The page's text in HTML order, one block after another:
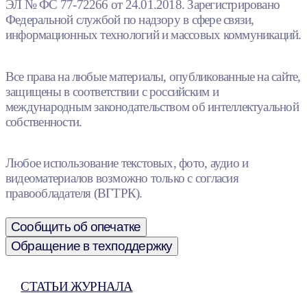
ЭЛ № ФС 77-72266 от 24.01.2018. Зарегистрировано
Федеральной службой по надзору в сфере связи,
информационных технологий и массовых коммуникаций.
Все права на любые материалы, опубликованные на сайте,
защищены в соответствии с российским и
международным законодательством об интеллектуальной
собственности.
Любое использование текстовых, фото, аудио и
видеоматериалов возможно только с согласия
правообладателя (ВГТРК).
Сообщить об опечатке
Обращение в техподдержку
СТАТЬИ ЖУРНАЛА